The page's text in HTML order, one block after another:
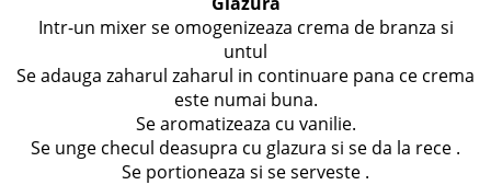
Intr-un mixer se omogenizeaza crema de branza si
untul
Se adauga zaharul zaharul in continuare pana ce crema
este numai buna.
Se aromatizeaza cu vanilie.
Se unge checul deasupra cu glazura si se da la rece .
Se portioneaza si se serveste .